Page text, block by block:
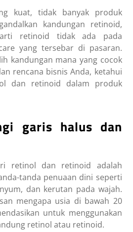
kuat, tidak banyak produk
kandungan retinoid,
retinoid tidak ada pada
yang tersebar di pasaran.
kandungan mana yang cocok
rencana bisnis Anda, ketahui
dan retinoid dalam produk
garis halus dan
retinol dan retinoid adalah
tanda penuaan dini seperti
dan kerutan pada wajah.
mengapa usia di bawah 20
untuk menggunakan
retinol atau retinoid.